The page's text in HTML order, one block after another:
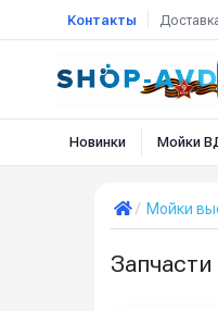
Контакты
Новинки Мойки
Мойки